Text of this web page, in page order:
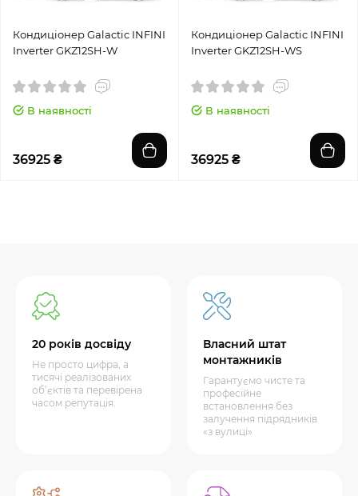
Кондиціонер Galactic INFINI
Inverter GKZ12SH-W
В наявності
36925 ₴
Кондиціонер Galactic INFINI
Inverter GKZ12SH-WS
В наявності
36925 ₴
20 років досвіду
Не просто цифра, а
тисячі реалізованих
об’єктів та перевірена
часом репутація.
Власний штат
монтажників
Гарантуємо чисте та
професійне
встановлення без
залучення підрядників
«з вулиці»